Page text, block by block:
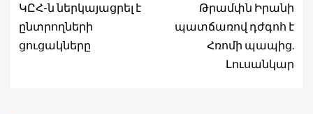
ԿԸՀ-ն ներկայացրել է
ընտրողների
ցուցակները
Թրամփն Իրանի
պատճառով դժգոհ է
Հռոմի պապից.
Լուսանկար